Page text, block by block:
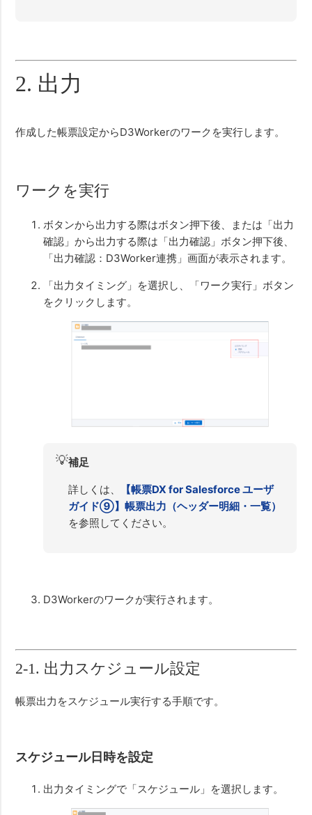
2. 出力
作成した帳票設定からD3Workerのワークを実行します。
ワークを実行
ボタンから出力する際はボタン押下後、または「出力
確認」から出力する際は「出力確認」ボタン押下後、
「出力確認：D3Worker連携」画面が表示されます。
「出力タイミング」を選択し、「ワーク実行」ボタン
をクリックします。
💡補足
詳しくは、
【帳票DX for Salesforce ユーザ
ガイド⑨】帳票出力（ヘッダー明細・一覧）
を参照してください。
D3Workerのワークが実行されます。
2-1. 出力スケジュール設定
帳票出力をスケジュール実行する手順です。
スケジュール日時を設定
出力タイミングで「スケジュール」を選択します。